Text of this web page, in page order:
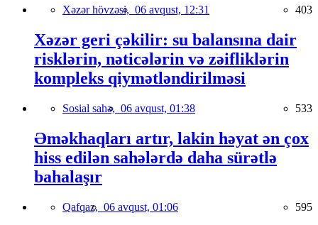
Xəzər hövzəsi, 06 avqust, 12:31 403
Xəzər geri çəkilir: su balansına dair
risklərin, nəticələrin və zəifliklərin
kompleks qiymətləndirilməsi
Sosial sahə, 06 avqust, 01:38 533
Əməkhaqları artır, lakin həyat ən çox
hiss edilən sahələrdə daha sürətlə
bahalaşır
Qafqaz, 06 avqust, 01:06 595